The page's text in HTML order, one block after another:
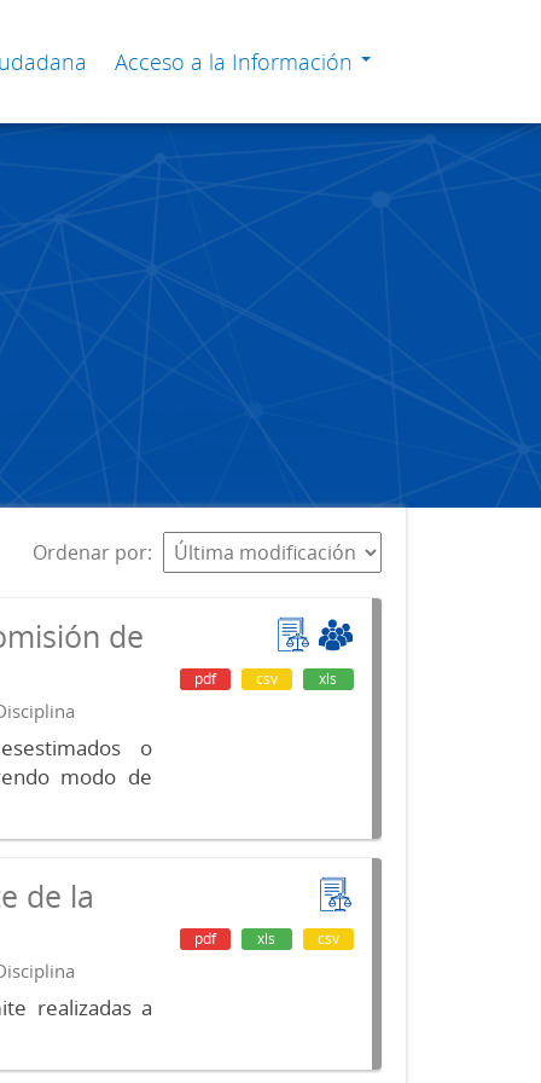
Acceso a la Información
Ordenar por
de
o
modo de
pdf csv xls
de la
realizadas a
pdf xls csv